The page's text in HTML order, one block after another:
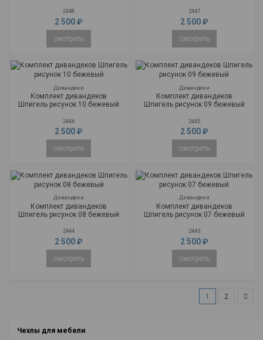
2448
2 500 ₽
смотреть
2447
2 500 ₽
смотреть
Дивандеки
Комплект дивандеков
Шпигель рисунок 10 бежевый
2446
2 500 ₽
смотреть
Дивандеки
Комплект дивандеков
Шпигель рисунок 09 бежевый
2445
2 500 ₽
смотреть
Дивандеки
Комплект дивандеков
Шпигель рисунок 08 бежевый
2444
2 500 ₽
смотреть
Дивандеки
Комплект дивандеков
Шпигель рисунок 07 бежевый
2443
2 500 ₽
смотреть
1 2
Чехлы для мебели